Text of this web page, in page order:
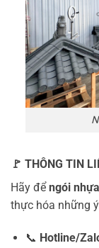
🚩 THÔNG TIN
Hãy đểngói
thực hóa những
📞 Hotline/